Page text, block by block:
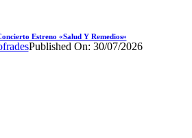
Estreno «Salud Y Remedios»
Published On: 30/07/2026